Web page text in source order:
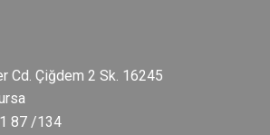
Cd. Çiğdem 2 Sk. 16245
87 /134